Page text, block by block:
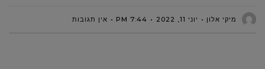
מיקי אלון יוני 11, 2022 7:44 PM אין תגובות